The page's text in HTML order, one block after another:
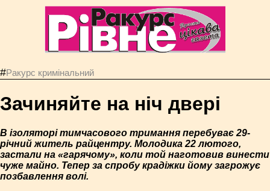
#Ракурс кримінальний
Зачиняйте на ніч двері
В ізоляторі тимчасового тримання перебуває 29-
річний житель райцентру. Молодика 22 лютого,
застали на «гарячому», коли той наготовив винести
чуже майно. Тепер за спробу крадіжки йому загрожує
позбавлення волі.